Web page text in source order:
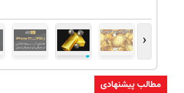
‹
مطالب پیشنهادی